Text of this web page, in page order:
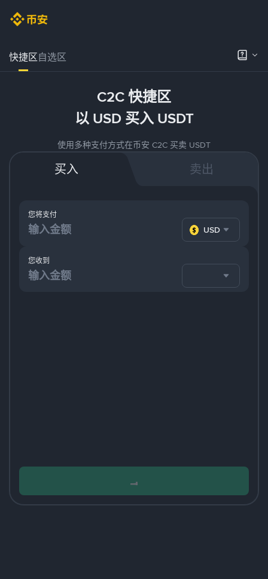
快捷区自选区
C2C 快捷区
以 USD 买入 USDT
使用多种支付方式在币安 C2C 买卖 USDT
买入 卖出
您将支付
USD
您收到